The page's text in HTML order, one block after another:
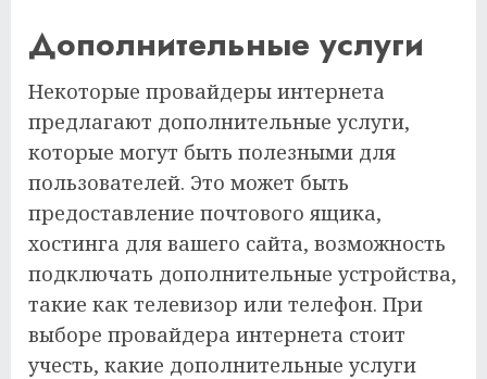
Дополнительные услуги
Некоторые провайдеры интернета
предлагают дополнительные услуги,
которые могут быть полезными для
пользователей. Это может быть
предоставление почтового ящика,
хостинга для вашего сайта, возможность
подключать дополнительные устройства,
такие как телевизор или телефон. При
выборе провайдера интернета стоит
учесть, какие дополнительные услуги